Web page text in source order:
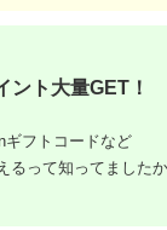
出典：ふるなび
ゴルフ 利用券
フ ゴルフ ゴルフ
A02_40 400,000
ント大量GET！
ギフトコードなど
るって知ってました